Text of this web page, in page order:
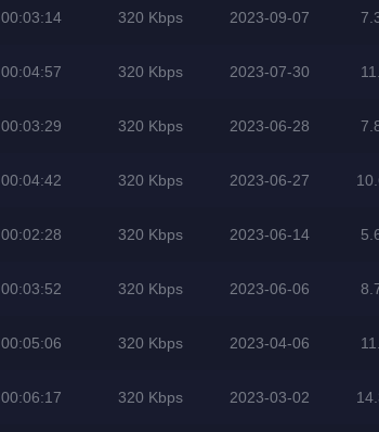
00:03:14 320 Kbps 2023-09-07
00:04:57 320 Kbps 2023-07-30
00:03:29 320 Kbps 2023-06-28
00:04:42 320 Kbps 2023-06-27
00:02:28 320 Kbps 2023-06-14
00:03:52 320 Kbps 2023-06-06
00:05:06 320 Kbps 2023-04-06
00:06:17 320 Kbps 2023-03-02